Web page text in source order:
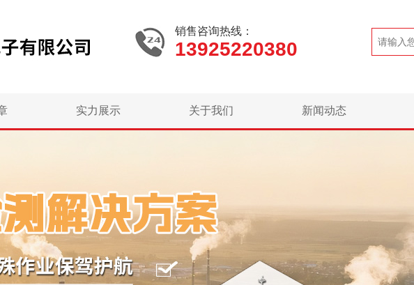
销售咨询热线：
13925220380
实力展示 关于我们 新闻动态